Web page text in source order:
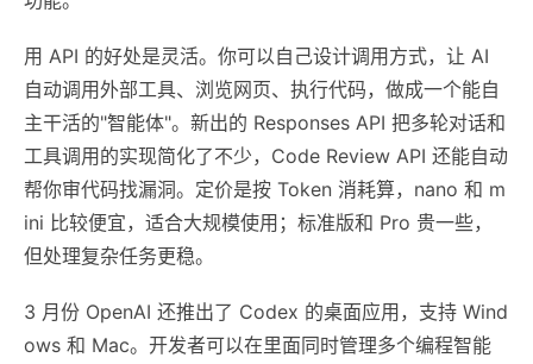
用 API 的好处是灵活。你可以自己设计调用方式，让 AI
自动调用外部工具、浏览网页、执行代码，做成一个能自
主干活的"智能体"。新出的 Responses API 把多轮对话和
工具调用的实现简化了不少，Code Review API 还能自动
帮你审代码找漏洞。定价是按 Token 消耗算，nano 和 m
ini 比较便宜，适合大规模使用；标准版和 Pro 贵一些，
但处理复杂任务更稳。
3 月份 OpenAI 还推出了 Codex 的桌面应用，支持 Wind
ows 和 Mac。开发者可以在里面同时管理多个编程智能